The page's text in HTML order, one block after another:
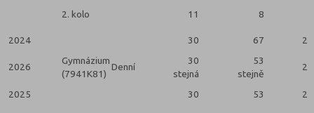
2. kolo 11 8
2024 30 67 29
2026
Gymnázium
(7941K81)
Denní
30
stejná
53
stejně
28
2025 30 53 29